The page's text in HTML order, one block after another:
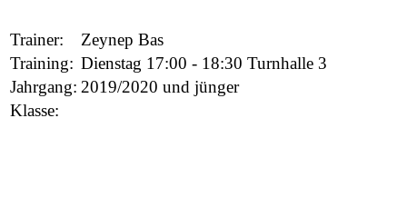
Trainer:
Zeynep Bas
Training: Dienstag 17:00 - 18:30 Turnhalle 3
Jahrgang: 2019/2020 und jünger
Klasse: